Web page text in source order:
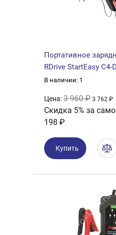
Портативное
RDrive StartEasy C4-
В наличии: 1
Цена:3 960 ₽ 3 762 ₽
Скидка 5% за
198 ₽
Купить